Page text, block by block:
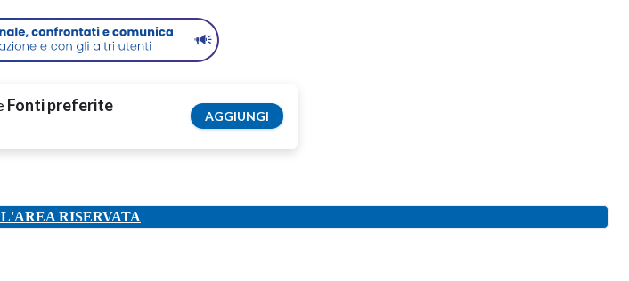
Fonti preferite
AGGIUNGI
RISERVATA